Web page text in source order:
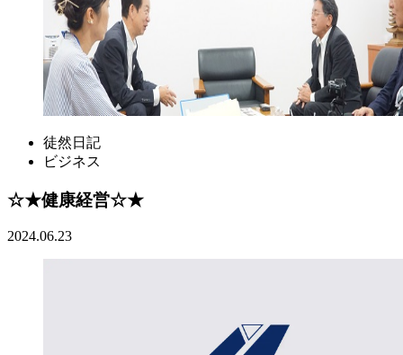
徒然日記
ビジネス
☆★健康経営☆★
2024.06.23